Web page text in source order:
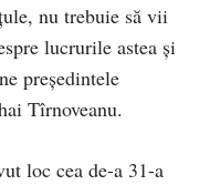
nu trebuie să vii
lucrurile astea și
președintele
Tîrnoveanu.
loc cea de-a 31-a